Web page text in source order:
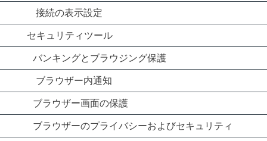
接続の表示設定
セキュリティツール
バンキングとブラウジング保護
ブラウザー内通知
ブラウザー画面の保護
ブラウザーのプライバシーおよびセキュリティ